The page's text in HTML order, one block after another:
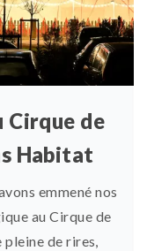
Cirque de
Habitat
emmené nos
au Cirque de
pleine de rires,